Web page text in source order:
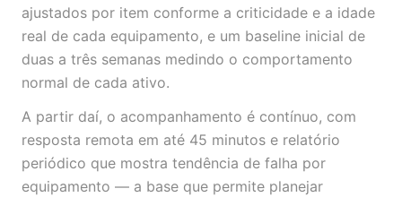
ajustados por item conforme a criticidade e a idade
real de cada equipamento, e um baseline inicial de
duas a três semanas medindo o comportamento
normal de cada ativo.
A partir daí, o acompanhamento é contínuo, com
resposta remota em até 45 minutos e relatório
periódico que mostra tendência de falha por
equipamento — a base que permite planejar